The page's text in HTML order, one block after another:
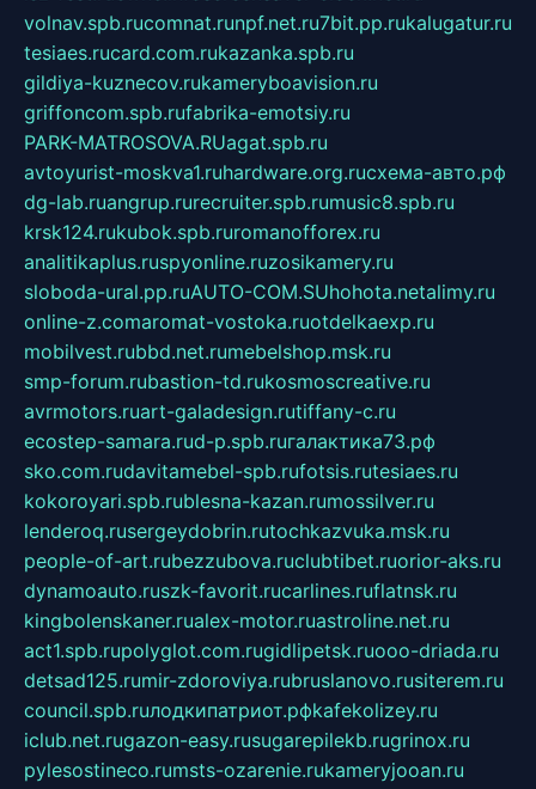
volnav.spb.rucomnat.runpf.net.ru7bit.pp.rukalugatur.ru
tesiaes.rucard.com.rukazanka.spb.ru
gildiya-kuznecov.rukameryboavision.ru
griffoncom.spb.rufabrika-emotsiy.ru
PARK-MATROSOVA.RUagat.spb.ru
avtoyurist-moskva1.ruhardware.org.ruсхема-авто.рф
dg-lab.ruangrup.rurecruiter.spb.rumusic8.spb.ru
krsk124.rukubok.spb.ruromanofforex.ru
analitikaplus.ruspyonline.ruzosikamery.ru
sloboda-ural.pp.ruAUTO-COM.SUhohota.netalimy.ru
online-z.comaromat-vostoka.ruotdelkaexp.ru
mobilvest.rubbd.net.rumebelshop.msk.ru
smp-forum.rubastion-td.rukosmoscreative.ru
avrmotors.ruart-galadesign.rutiffany-c.ru
ecostep-samara.rud-p.spb.ruгалактика73.рф
sko.com.rudavitamebel-spb.rufotsis.rutesiaes.ru
kokoroyari.spb.rublesna-kazan.rumossilver.ru
lenderoq.rusergeydobrin.rutochkazvuka.msk.ru
people-of-art.rubezzubova.ruclubtibet.ruorior-aks.ru
dynamoauto.ruszk-favorit.rucarlines.ruflatnsk.ru
kingbolenskaner.rualex-motor.ruastroline.net.ru
act1.spb.rupolyglot.com.rugidlipetsk.ruooo-driada.ru
detsad125.rumir-zdoroviya.rubruslanovo.rusiterem.ru
council.spb.ruлодкипатриот.рфkafekolizey.ru
iclub.net.rugazon-easy.rusugarepilekb.rugrinox.ru
pylesostineco.rumsts-ozarenie.rukameryjooan.ru